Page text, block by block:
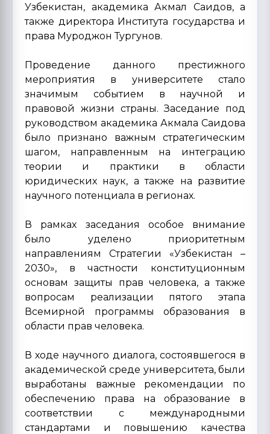
Узбекистан, академика Акмал Саидов, а
также директора Института государства и
права Муроджон Тургунов.
Проведение данного престижного
мероприятия в университете стало
значимым событием в научной и
правовой жизни страны. Заседание под
руководством академика Акмала Саидова
было признано важным стратегическим
шагом, направленным на интеграцию
теории и практики в области
юридических наук, а также на развитие
научного потенциала в регионах.
В рамках заседания особое внимание
было уделено приоритетным
направлениям Стратегии «Узбекистан –
2030», в частности конституционным
основам защиты прав человека, а также
вопросам реализации пятого этапа
Всемирной программы образования в
области прав человека.
В ходе научного диалога, состоявшегося в
академической среде университета, были
выработаны важные рекомендации по
обеспечению права на образование в
соответствии с международными
стандартами и повышению качества